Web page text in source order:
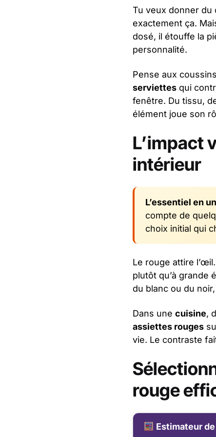
Tu veux donner du
exactement ça.
dosé, il étouffe la
personnalité.
Pense aux
serviettes qui
fenêtre. Du tissu,
élément joue son
L’impact
intérieur
L’essentiel en
compte de
choix initial qui
Le rouge attire
plutôt qu’à grande
du blanc ou du
Dans une cuisine,
assiettes rouges
vie. Le contraste
rouge
Estimateur